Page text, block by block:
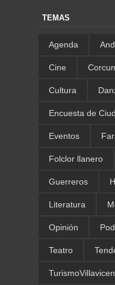
TEMAS
Agenda
Cine
Cultura
Encuesta de
Eventos
Folclor llanero
Guerreros
Literatura
Opinión
Teatro